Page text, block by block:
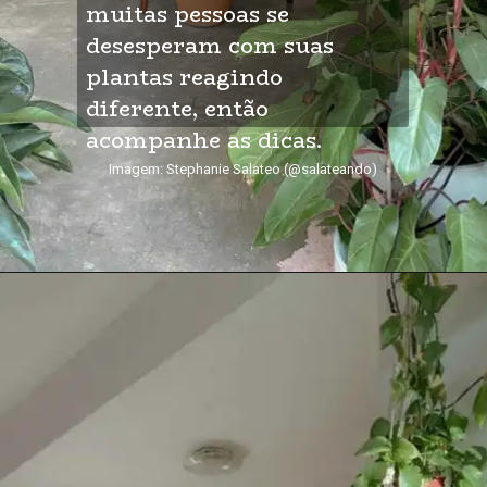
muitas pessoas se
desesperam com suas
plantas reagindo
diferente, então
acompanhe as dicas.
Imagem: Stephanie Salateo (@salateando)